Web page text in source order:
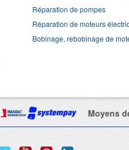
Réparation de pompes
Réparation de moteurs
Bobinage, rebobinage de
Moyens